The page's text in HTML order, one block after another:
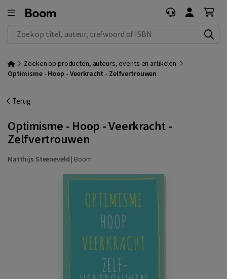
Zoek op titel, auteur, trefwoord of ISBN
Zoeken op producten, auteurs, events en artikelen
Optimisme - Hoop - Veerkracht - Zelfvertrouwen
Terug
Optimisme - Hoop - Veerkracht -
Zelfvertrouwen
Matthijs Steeneveld | Boom